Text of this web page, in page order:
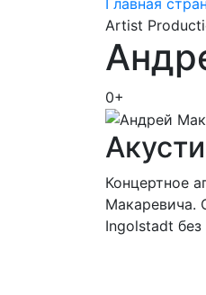
Artist
0+
Концертное
Макаревича.
Ingolstadt